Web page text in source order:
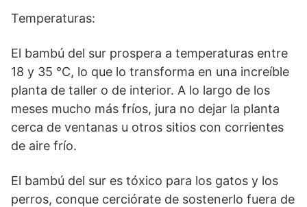
Temperaturas:
El bambú del sur prospera a temperaturas entre
18 y 35 °C, lo que lo transforma en una increíble
planta de taller o de interior. A lo largo de los
meses mucho más fríos, jura no dejar la planta
cerca de ventanas u otros sitios con corrientes
de aire frío.
El bambú del sur es tóxico para los gatos y los
perros, conque cerciórate de sostenerlo fuera de